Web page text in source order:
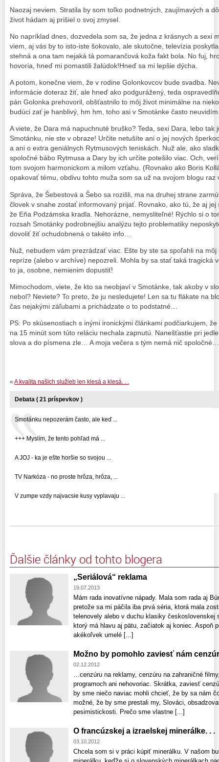
Naozaj neviem. Stratila by som toľko podnetných, zaujímavých a
život hádam aj prišiel o svoj zmysel.
No napríklad dnes, dozvedela som sa, že jedna z krásnych a sexi
viem, aj vás by to isto-iste šokovalo, ale skutočne, televízia
stehná a ona tam nejaká tá pomarančová koža fakt bola. No fuj,
hovoria, hneď mi pomastili žalúdok!Hneď sa mi lepšie dýcha.
A potom, konečne viem, že v rodine Golonkovcov bude svadba.
informácie doteraz žiť, ale hneď ako podgurážený, teda
pán Golonka prehovoril, obšťastnilo to môj život minimálne na
budúci zať je hanblivý, hm hm, toho asi v Smotánke často
A viete, že Dara má napuchnuté bruško? Teda, sexi Dara, lebo tak
Smotánku, nie ste v obraze! Určite netušíte ani o jej nových
a ani o extra geniálnych Rytmusových teniskách. Nuž ale, ako
spoločné bábo Rytmusa a Dary by ich určite potešilo viac. Och,
tom svojom harmonickom a milom vzťahu. (Rovnako ako Boris
opakovať tému, obdivu tohto muža som sa už na svojom blogu raz
Správa, že Šebestová a Šebo sa rozišli, ma na druhej strane
človek v snahe zostať informovaný prijať. Rovnako, ako tú, že aj
že Eňa Podzámska kradla. Nehorázne, nemysliteľné! Rýchlo si o
rozsah Smotánky podrobnejšiu analýzu tejto problematiky
dovoliť žiť ochudobnená o takéto info…
Nuž, nebudem vám prezrádzať viac. Ešte by ste sa spoľahli na
repríze (alebo v archíve) nepozreli. Mohla by sa stať taká tragická
to ja, osobne, nemienim dopustiť!
Mimochodom, viete, že kto sa neobjaví v Smotánke, tak akoby v
nebol? Neviete? To preto, že ju nesledujete! Len sa tu flákate na
čas nejakými záľubami a prichádzate o to podstatné…
PS: Po skúsenostiach s inými ironickými článkami podčiarkujem,
na 15 minút som túto reláciu nechala zapnutú. Nanešťastie pri
slova a do písmena zle… A moja večera s tým nemá nič spoločné…
« A kvalita našich služieb len klesá a klesá. . .
Debata ( 21 príspevkov )
Smotánku nepozerám často, ale keď ...
+++ Myslím, že tento pohľad má ...
A JOJ - ka je ešte horšie so svojou ...
TV Narkóza - no proste hrôza, hrôza, ...
V zumpe vzdy najvacsie kusy vyplavaju ...
Ďalšie články od tohto blogera
„Seriálová“ reklama
19.07.2013
Mám rada inovatívne nápady. Mala som rada aj
pretože sa mi páčila iba prvá séria, ktorá mala
telenovely alebo v duchu klasiky československej
ktorý má hlavu aj pätu, začiatok aj koniec. Aspoň
akékoľvek umelé [...]
Možno by pomohlo zaviesť nám
02.12.2012
…cenzúru na reklamy, cenzúru na zahraničné
programoch ani nehovoriac. Skrátka, zaviesť
by sme niečo naviac mohli chcieť, že by sa nám
možné, že by sme prestali my, Slováci,
pesimistickosti. Prečo sme vlastne [...]
O francúzskej a izraelskej minerálke. . .
03.10.2012
Chcela som si v práci kúpiť minerálku. V našom